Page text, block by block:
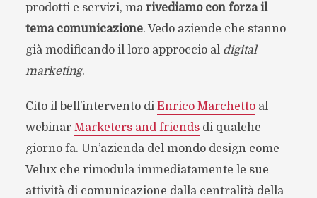
prodotti e servizi, ma rivediamo con forza il
tema comunicazione. Vedo aziende che stanno
già modificando il loro approccio al digital
marketing.
Cito il bell’intervento di Enrico Marchettoal
webinar Marketers and friendsdi qualche
giorno fa. Un’azienda del mondo design come
Velux che rimodula immediatamente le sue
attività di comunicazione dalla centralità della